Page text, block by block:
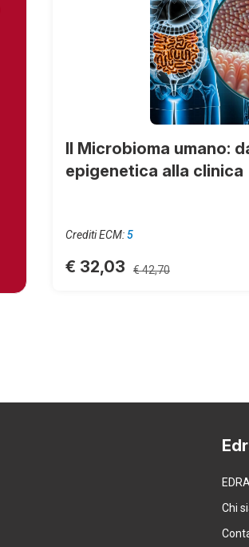
Il Microbioma umano:
epigenetica alla clinica
Crediti ECM:5
€ 32,03 € 42,70
Chi